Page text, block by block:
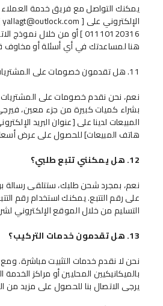
يمكنك التواصل مع فريق خدمة العملاء
01110120316 ] أو من خلال
هنا لمساعدتك في أي أسئلة أو مخاوف
11. هل تقدمون خصومات على المشتريات بالجملة؟
نعم، نحن نقدم خصومات على المشتريات
بشراء كميات كبيرة من جزء معين،
المبيعات لدينا على [عنوان البريد
هاتف المبيعات] للحصول على عرض
12. هل يمكنني تتبع طلبي؟
نعم، بمجرد شحن طلبك، ستتلقى رسالة
على رقم التتبع. يمكنك استخدام رقم
التسليم من خلال الموقع الإلكتروني
13. هل تقدمون خدمات التركيب؟
نحن لا نقدم خدمات التثبيت مباشرة.
بالميكانيكيين المحليين أو مراكز
يرجى الاتصال بنا للحصول على مزيد من
رقم الهاتف أو البريد الإلكتروني
كلمة المرور
تسجيل الدخول
اسم
هاتف
بريد إلكتروني
كلمة المرور
إنشاء حساب